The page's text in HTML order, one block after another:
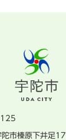
市榛原下井足17